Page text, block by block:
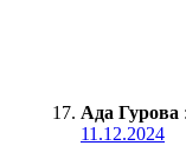
Ада Гурова :
11.12.2024